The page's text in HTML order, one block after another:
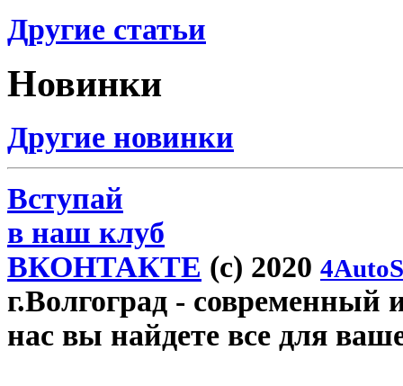
Другие статьи
Новинки
Другие новинки
Вступай
в наш клуб
ВКОНТАКТЕ (c) 2020
г.Волгоград - современный
нас вы найдете все для